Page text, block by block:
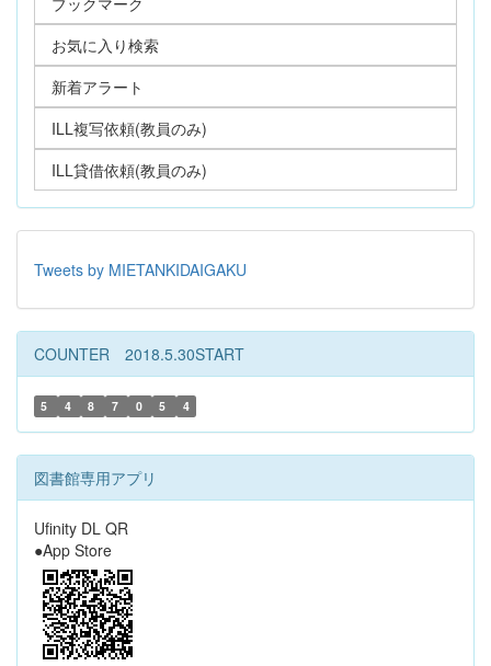
お気に入り検索
新着アラート
ILL複写依頼(教員のみ)
ILL貸借依頼(教員のみ)
Tweets by MIETANKIDAIGAKU
COUNTER 2018.5.30START
5 4 8 7 0 5 4
図書館専用アプリ
Ufinity DL QR
●App Store